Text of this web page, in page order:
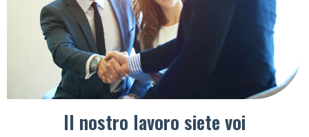
Il nostro lavoro siete voi